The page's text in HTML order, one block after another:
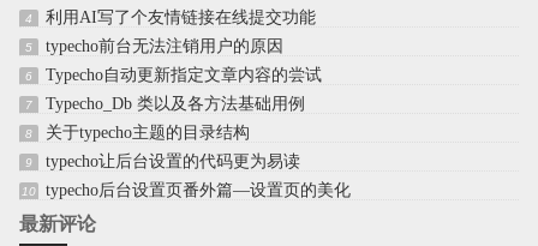
4 利用AI写了个友情链接在线提交功能
5 typecho前台无法注销用户的原因
6 Typecho自动更新指定文章内容的尝试
7 Typecho_Db 类以及各方法基础用例
8 关于typecho主题的目录结构
9 typecho让后台设置的代码更为易读
10 typecho后台设置页番外篇—设置页的美化
最新评论